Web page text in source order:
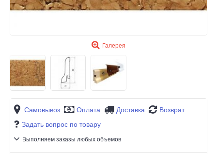
Галерея
Самовывоз Оплата Доставка
Возврат
Задать вопрос по товару
Выполняем заказы любых объемов